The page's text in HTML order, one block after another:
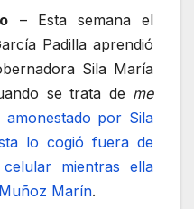
– Esta semana el
Padilla aprendió
Sila María
se trata de me
amonestado por Sila
lo cogió fuera de
mientras ella
Marín.